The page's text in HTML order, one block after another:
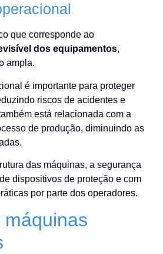
que corresponde ao
dos equipamentos,
ampla.
é importante para proteger
riscos de acidentes e
está relacionada com a
de produção, diminuindo as
das máquinas, a segurança
dispositivos de proteção e com
por parte dos operadores.
máquinas